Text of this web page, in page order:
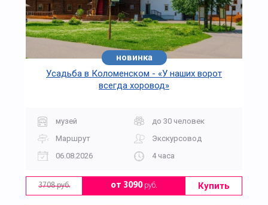
новинка
Усадьба в Коломенском - «У наших ворот
всегда хоровод»
музей
до 30 человек
Маршрут
Экскурсовод
06.08.2026
4 часа
3708 руб. от 3090руб. Купить